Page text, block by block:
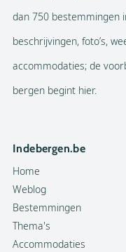
dan 750 bestemmingen
beschrijvingen, foto’s,
accommodaties; de
bergen begint hier.
Indebergen.be
Home
Weblog
Bestemmingen
Thema's
Accommodaties